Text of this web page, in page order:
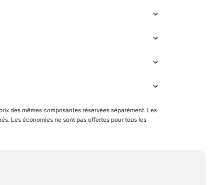
des mêmes composantes réservées séparément. Les
Les économies ne sont pas offertes pour tous les